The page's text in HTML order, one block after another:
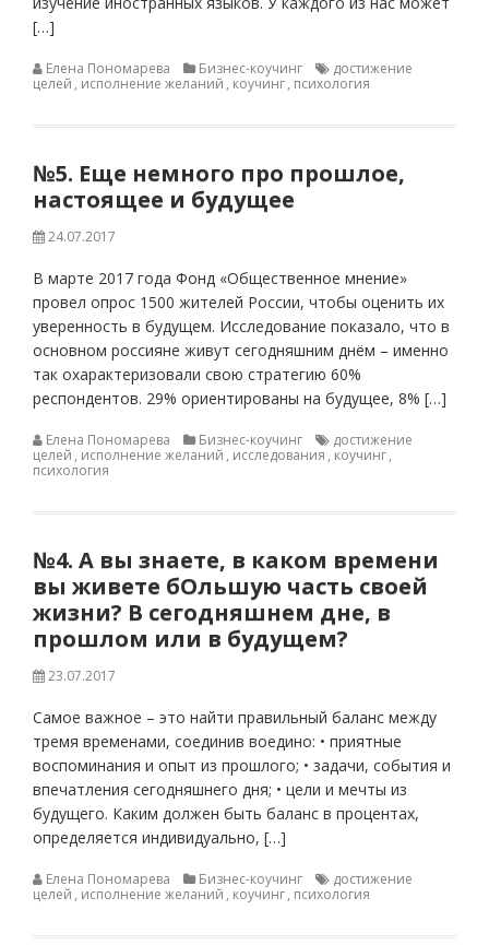
[…]
Елена Пономарева Бизнес-коучинг
достижение
целей , исполнение желаний , коучинг, психология
№5. Еще немного про прошлое,
настоящее и будущее
24.07.2017
В марте 2017 года Фонд «Общественное мнение»
провел опрос 1500 жителей России, чтобы оценить их
уверенность в будущем. Исследование показало, что в
основном россияне живут сегодняшним днём – именно
так охарактеризовали свою стратегию 60%
респондентов. 29% ориентированы на будущее, 8% […]
Елена Пономарева Бизнес-коучинг
достижение
целей , исполнение желаний , исследования , коучинг,
психология
№4. А вы знаете, в каком времени
вы живете бОльшую часть своей
жизни? В сегодняшнем дне, в
прошлом или в будущем?
23.07.2017
Самое важное – это найти правильный баланс между
тремя временами, соединив воедино: • приятные
воспоминания и опыт из прошлого; • задачи, события и
впечатления сегодняшнего дня; • цели и мечты из
будущего. Каким должен быть баланс в процентах,
определяется индивидуально, […]
Елена Пономарева Бизнес-коучинг
достижение
целей , исполнение желаний , коучинг, психология